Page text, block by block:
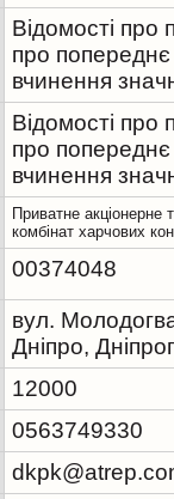
Відомості про
про
вчинення
Відомості про
про
вчинення
Приватне акціонерне
комбінат харчових
00374048
вул.
Дніпро,
12000
0563749330